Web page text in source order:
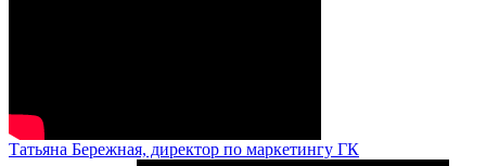
Татьяна Бережная, директор по маркетингу ГК